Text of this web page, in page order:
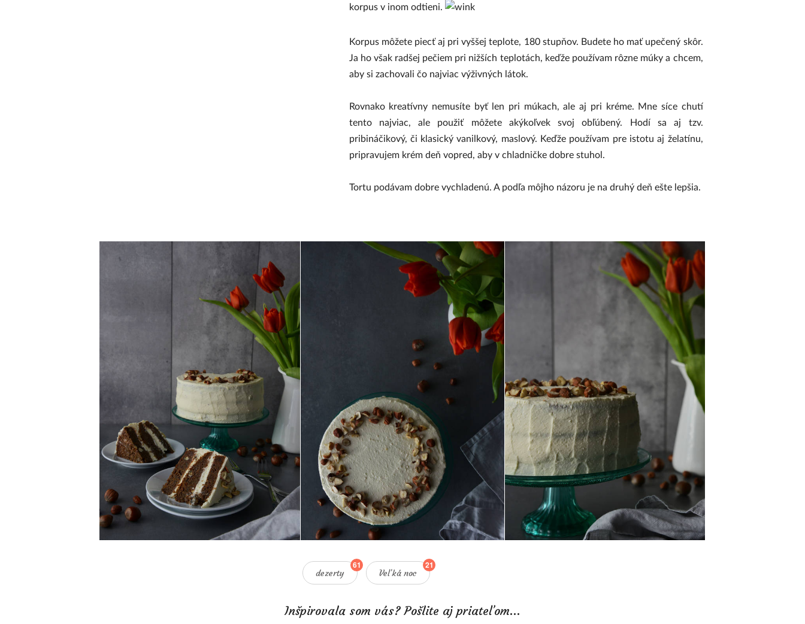
korpus v inom odtieni.
Korpus môžete piecť aj pri vyššej teplote, 180 stupňov. Budete ho mať upečený skôr.
Ja ho však radšej pečiem pri nižších teplotách, keďže používam rôzne múky a chcem,
aby si zachovali čo najviac výživných látok.
Rovnako kreatívny nemusíte byť len pri múkach, ale aj pri kréme. Mne síce chutí
tento najviac, ale použiť môžete akýkoľvek svoj obľúbený. Hodí sa aj tzv.
pribináčikový, či klasický vanilkový, maslový. Keďže používam pre istotu aj želatínu,
pripravujem krém deň vopred, aby v chladničke dobre stuhol.
Tortu podávam dobre vychladenú. A podľa môjho názoru je na druhý deň ešte lepšia.
dezerty
61
Veľká noc
21
Inšpirovala som vás? Pošlite aj priateľom...